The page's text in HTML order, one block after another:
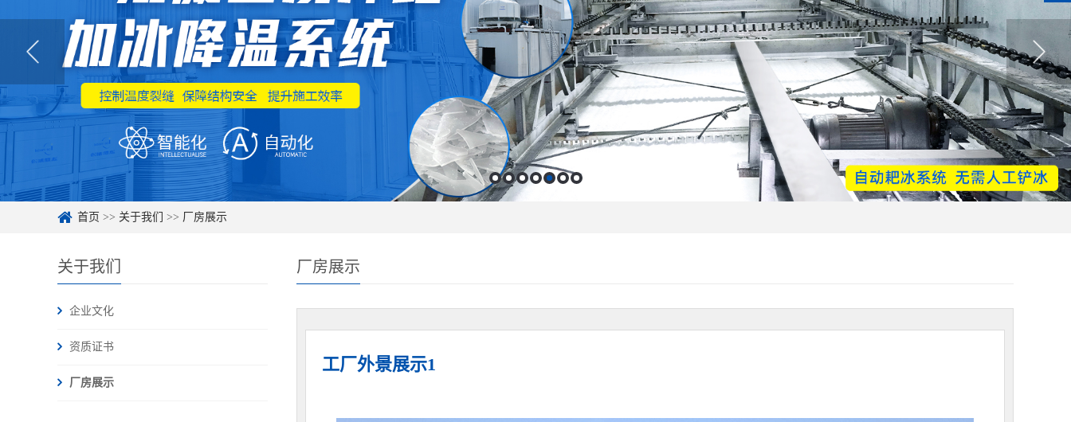
首页 >> 关于我们 >> 厂房展示
关于我们
企业文化
资质证书
厂房展示
厂房展示
工厂外景展示1